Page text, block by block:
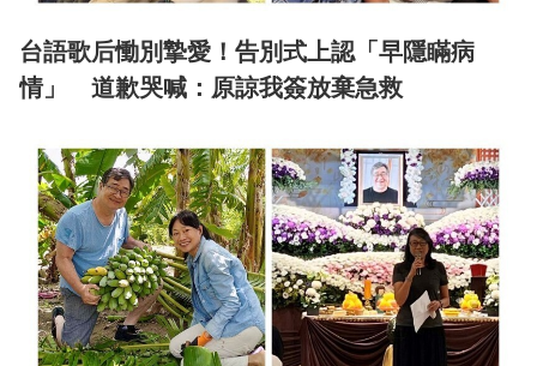
台語歌后慟別摯愛！告別式上認「早隱瞞病
情」 道歉哭喊：原諒我簽放棄急救